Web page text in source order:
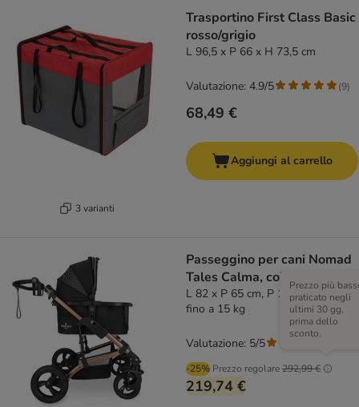
3 varianti
Trasportino First Class Basic
rosso/grigio
L 96,5 x P 66 x H 73,5 cm
68,49 €
Valutazione: 4.9/5 (9)
Aggiungi al carrello
Passeggino per cani Nomad
Tales Calma, color oro rosa
L 82 x P 65 cm, P 102 x H 15 cm /
fino a 15 kg
-25% Prezzo regolare292,99 €
Prezzo più
praticato negli
ultimi 30 gg,
prima dello
sconto.
219,74 €
Valutazione: 5/5